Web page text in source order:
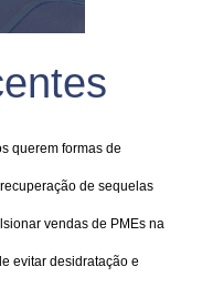
querem formas de
de sequelas
vendas de PMEs na
evitar desidratação e